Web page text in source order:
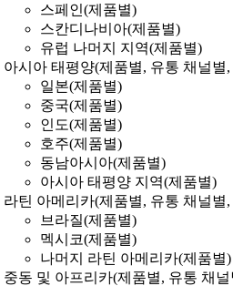
스페인(제품별)
스칸디나비아(제품별)
유럽 ​​나머지 지역(제품별)
아시아 태평양(제품별, 유통 채널별
일본(제품별)
중국(제품별)
인도(제품별)
호주(제품별)
동남아시아(제품별)
아시아 태평양 지역(제품별)
라틴 아메리카(제품별, 유통 채널별
브라질(제품별)
멕시코(제품별)
나머지 라틴 아메리카(제품별)
중동 및 아프리카(제품별, 유통 채